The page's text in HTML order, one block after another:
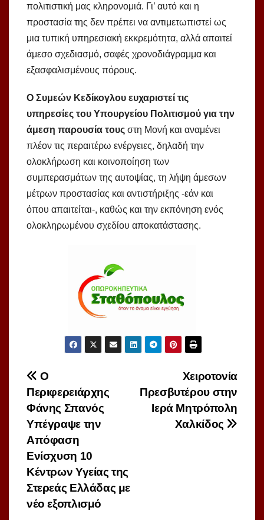
πολιτιστική μας κληρονομιά. Γι’ αυτό και η
προστασία της δεν πρέπει να αντιμετωπιστεί ως
μια τυπική υπηρεσιακή εκκρεμότητα, αλλά απαιτεί
άμεσο σχεδιασμό, σαφές χρονοδιάγραμμα και
εξασφαλισμένους πόρους.
Ο Συμεών Κεδίκογλου ευχαριστεί τις
υπηρεσίες του Υπουργείου Πολιτισμού για την
άμεση παρουσία τους στη Μονή και αναμένει
πλέον τις περαιτέρω ενέργειες, δηλαδή την
ολοκλήρωση και κοινοποίηση των
συμπερασμάτων της αυτοψίας, τη λήψη άμεσων
μέτρων προστασίας και αντιστήριξης -εάν και
όπου απαιτείται-, καθώς και την εκπόνηση ενός
ολοκληρωμένου σχεδίου αποκατάστασης.
Πλοήγηση
άρθρων
Χειροτονία
Πρεσβυτέρου στην
Ιερά Μητρόπολη
Χαλκίδος
Ο
Περιφερειάρχης
Φάνης Σπανός
Υπέγραψε την
Απόφαση
Ενίσχυση 10
Κέντρων Υγείας της
Στερεάς Ελλάδας με
νέο εξοπλισμό